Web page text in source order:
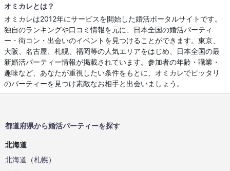
オミカレとは？
オミカレは2012年にサービスを開始した婚活ポータルサイトです。
独自のランキングや口コミ情報を元に、日本全国の婚活パーティ
ー・街コン・出会いのイベントを見つけることができます。東京、
大阪、名古屋、札幌、福岡等の人気エリアをはじめ、日本全国の最
新婚活パーティー情報が掲載されています。参加者の年齢・職業・
趣味など、あなたが重視したい条件をもとに、オミカレでピッタリ
のパーティーを見つけ素敵なお相手と出会いましょう。
都道府県から婚活パーティーを探す
北海道
北海道 （札幌）